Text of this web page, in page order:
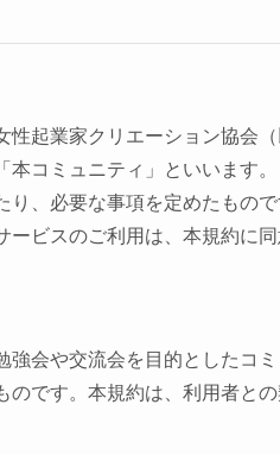
起業家クリエーション協会
コミュニティ」といいます
、必要な事項を定めたもの
ビスのご利用は、本規約に
会や交流会を目的としたコ
です。本規約は、利用者と